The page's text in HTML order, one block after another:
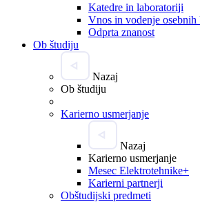
Katedre in laboratoriji
Vnos in vodenje
Odprta znanost
Ob študiju
Nazaj
Ob študiju
Karierno usmerjanje
Nazaj
Karierno usmerjanje
Mesec Elektrotehnike+
Karierni partnerji
Obštudijski predmeti